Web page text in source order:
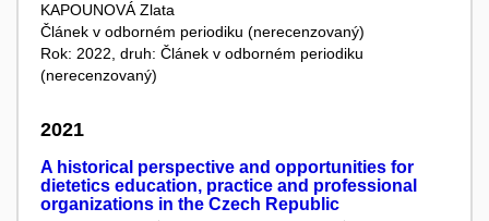
KAPOUNOVÁ Zlata
Článek v odborném periodiku (nerecenzovaný)
Rok: 2022, druh: Článek v odborném periodiku
(nerecenzovaný)
2021
A historical perspective and opportunities for
dietetics education, practice and professional
organizations in the Czech Republic